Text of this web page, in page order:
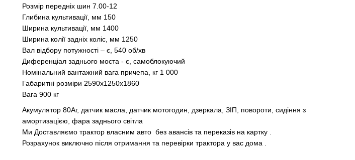
Розмір передніх шин 7.00-12
Глибина культивації, мм 150
Ширина культивації, мм 1400
Ширина колії задніх коліс, мм 1250
Вал відбору потужності – є, 540 об/хв
Диференціал заднього моста - є, самоблокуючий
Номінальний вантажний вага причепа, кг 1 000
Габаритні розміри 2590х1250х1860
Вага 900 кг
Акумулятор 80Аг, датчик масла, датчик мотогодин, дзеркала, ЗІП, повороти, сидіння з
амортизацією, фара заднього світла
Ми Доставляємо трактор власним авто без авансів та переказів на картку .
Розрахунок виключно після отримання та перевірки трактора у вас дома .